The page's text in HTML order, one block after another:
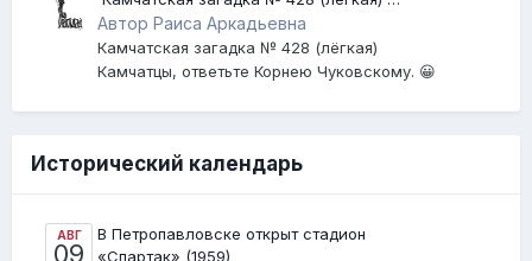
[Землетрясение]
Автор Раиса Аркадьевна
Камчатская загадка № 428 (лёгкая)
Камчатцы, ответьте Корнею Чуковскому. 😀
Исторический календарь
АВГ
09
В Петропавловске открыт стадион
«Спартак» (1959)